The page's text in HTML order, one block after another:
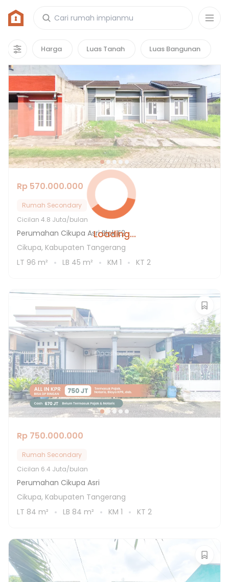
Harga Luas Tanah Luas Bangunan
Loading...
Rumah di Perumahan Cikupa Asri
4properti
Rp 570.000.000
Rumah Secondary
Cicilan 4.8 Juta/bulan
Perumahan Cikupa Asri Blok E2
Cikupa, Kabupaten Tangerang
LT 96 m² LB 45 m² KM 1 KT 2
Rp 750.000.000
Rumah Secondary
Cicilan 6.4 Juta/bulan
Perumahan Cikupa Asri
Cikupa, Kabupaten Tangerang
LT 84 m² LB 84 m² KM 1 KT 2